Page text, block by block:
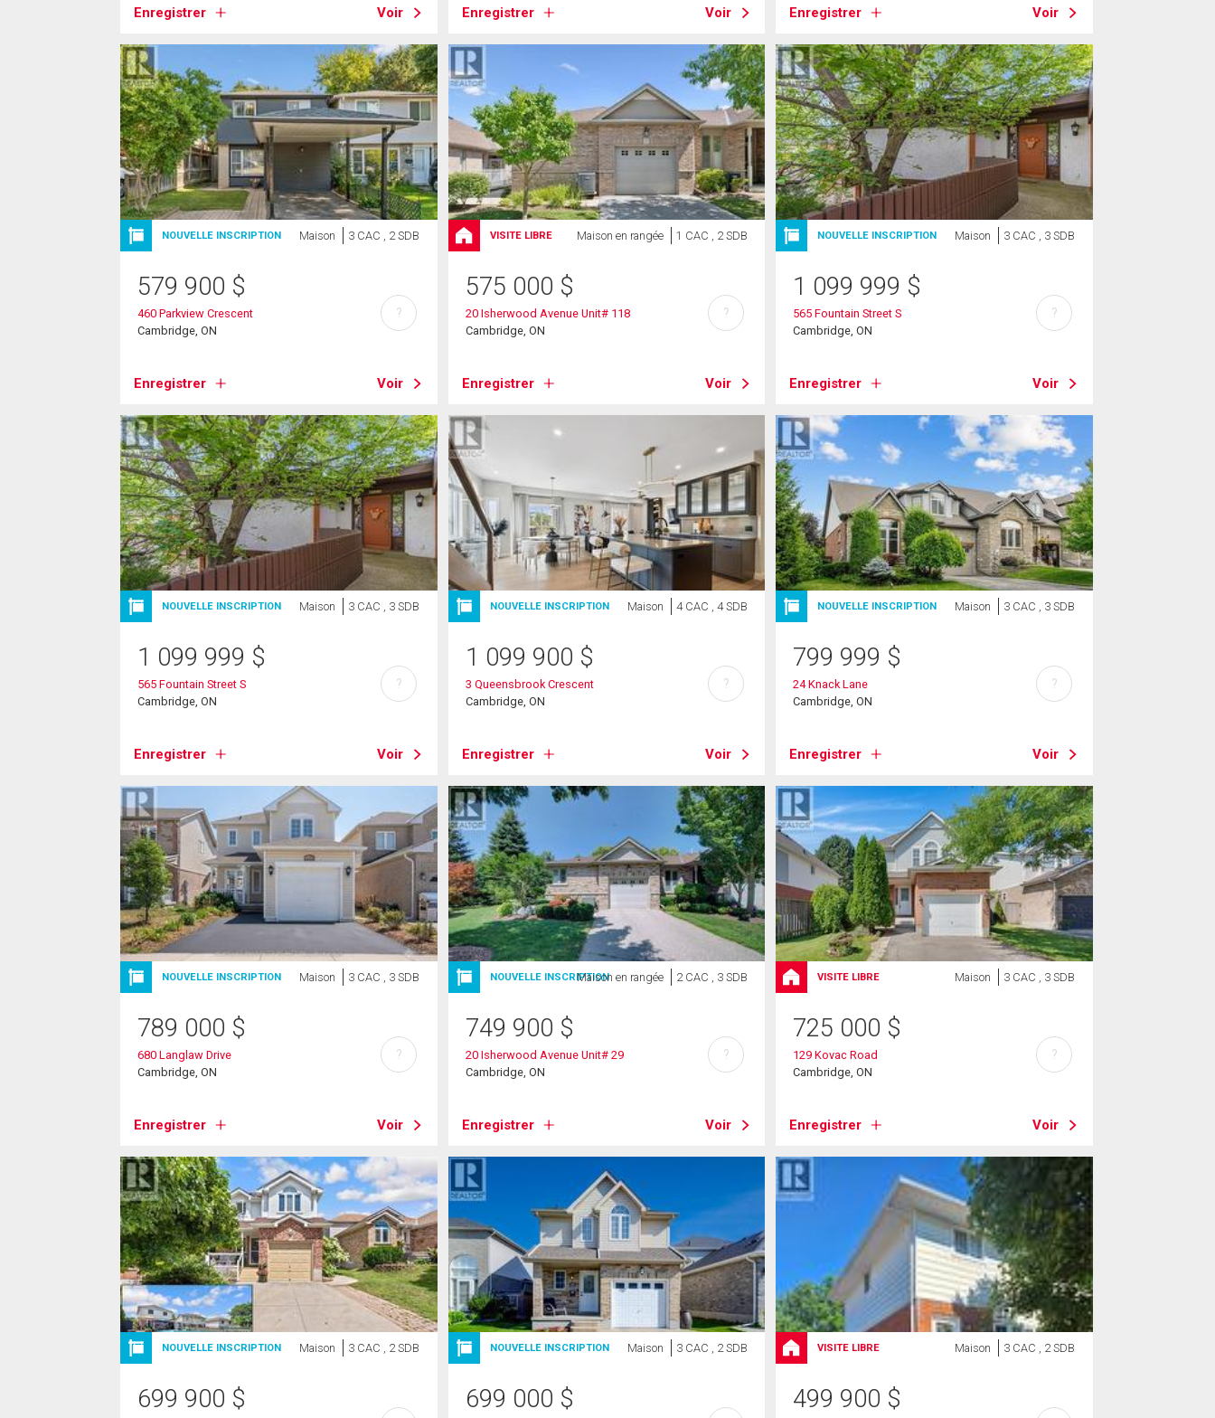
Enregistrer Voir Enregistrer Voir Enregistrer Voir
NOUVELLE INSCRIPTION Maison 3 CAC , 2 SDB
579 900 $
460 Parkview Crescent
Cambridge, ON
Enregistrer Voir
?
VISITE LIBRE Maison en rangée 1 CAC , 2 SDB
575 000 $
20 Isherwood Avenue Unit# 118
Cambridge, ON
Enregistrer Voir
?
NOUVELLE INSCRIPTION Maison 3 CAC , 3 SDB
1 099 999 $
565 Fountain Street S
Cambridge, ON
Enregistrer Voir
?
NOUVELLE INSCRIPTION Maison 3 CAC , 3 SDB
1 099 999 $
565 Fountain Street S
Cambridge, ON
Enregistrer Voir
?
NOUVELLE INSCRIPTION Maison 4 CAC , 4 SDB
1 099 900 $
3 Queensbrook Crescent
Cambridge, ON
Enregistrer Voir
?
NOUVELLE INSCRIPTION Maison 3 CAC , 3 SDB
799 999 $
24 Knack Lane
Cambridge, ON
Enregistrer Voir
?
NOUVELLE INSCRIPTION Maison 3 CAC , 3 SDB
789 000 $
680 Langlaw Drive
Cambridge, ON
Enregistrer Voir
?
NOUVELLE INSCRIPTIONMaison en rangée 2 CAC , 3 SDB
749 900 $
20 Isherwood Avenue Unit# 29
Cambridge, ON
Enregistrer Voir
?
VISITE LIBRE Maison 3 CAC , 3 SDB
725 000 $
129 Kovac Road
Cambridge, ON
Enregistrer Voir
?
NOUVELLE INSCRIPTION Maison 3 CAC , 2 SDB
699 900 $
NOUVELLE INSCRIPTION Maison 3 CAC , 2 SDB
699 000 $
VISITE LIBRE Maison 3 CAC , 2 SDB
499 900 $